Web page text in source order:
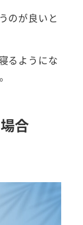
のが良いと
るようにな
合